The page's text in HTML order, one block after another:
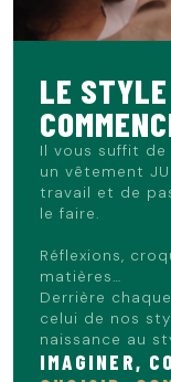
Le mannequin
LE STYLE
Il vous suffit
un vêtement
travail et de
le faire.
Réflexions,
matières…
Derrière
celui de nos
naissance au
IMAGINER,